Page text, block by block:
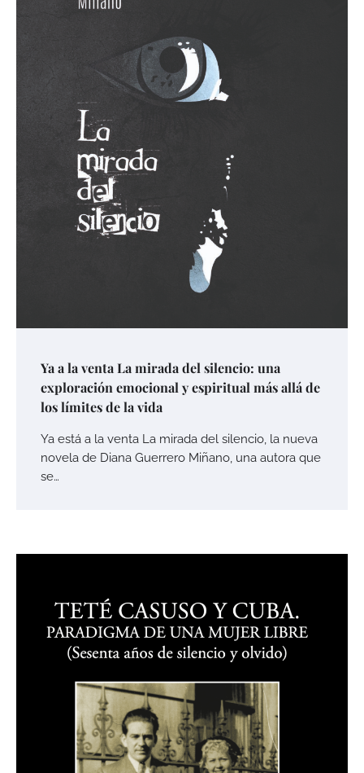
Ya a la venta La mirada del silencio: una
exploración emocional y espiritual más allá de
los límites de la vida
Ya está a la venta La mirada del silencio, la nueva
novela de Diana Guerrero Miñano, una autora que
se…